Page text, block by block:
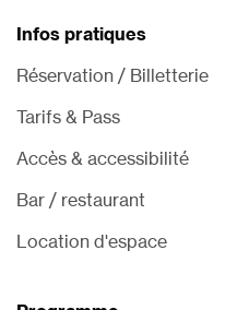
Infos pratiques
Réservation / Billetterie
Tarifs & Pass
Accès & accessibilité
Bar / restaurant
Location d'espace